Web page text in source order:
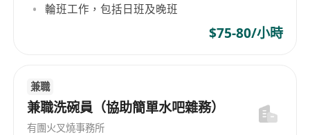
輪班工作，包括日班及晚班
$75-80/小時
兼職
兼職洗碗員（協助簡單水吧雜務）
有團火叉燒事務所